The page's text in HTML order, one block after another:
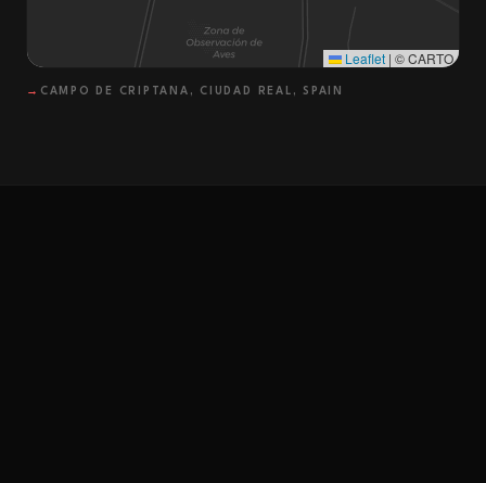
Leaflet | © CARTO
→ CAMPO DE CRIPTANA, CIUDAD REAL, SPAIN